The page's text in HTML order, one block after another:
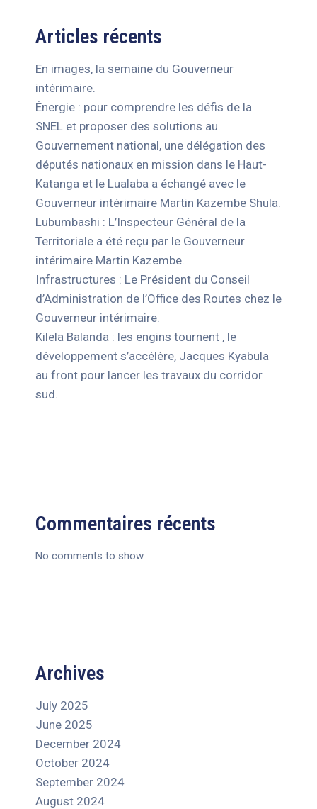
Articles récents
En images, la semaine du Gouverneur
intérimaire.
Énergie : pour comprendre les défis de la
SNEL et proposer des solutions au
Gouvernement national, une délégation des
députés nationaux en mission dans le Haut-
Katanga et le Lualaba a échangé avec le
Gouverneur intérimaire Martin Kazembe Shula.
Lubumbashi : L’Inspecteur Général de la
Territoriale a été reçu par le Gouverneur
intérimaire Martin Kazembe.
Infrastructures : Le Président du Conseil
d’Administration de l’Office des Routes chez le
Gouverneur intérimaire.
Kilela Balanda : les engins tournent , le
développement s’accélère, Jacques Kyabula
au front pour lancer les travaux du corridor
sud.
Commentaires récents
No comments to show.
Archives
July 2025
June 2025
December 2024
October 2024
September 2024
August 2024